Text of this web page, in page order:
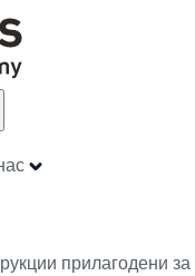
прилагодени за